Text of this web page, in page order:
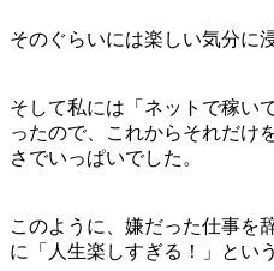
そのぐらいには楽しい気分に
そして私には「ネットで稼い
ったので、これからそれだけ
さでいっぱいでした。
このように、嫌だった仕事を
に「人生楽しすぎる！」とい